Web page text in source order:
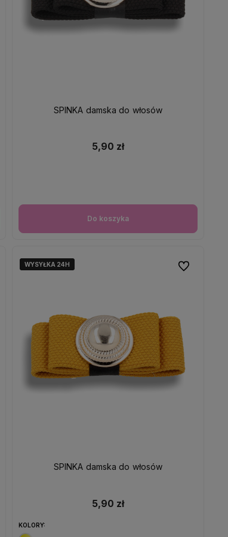
SPINKA damska do włosów
5,90 zł
Do koszyka
WYSYŁKA 24H
WYSYŁKA 24H
SPINKA damska do włosów
5,90 zł
KOLORY:
Do ulubionych